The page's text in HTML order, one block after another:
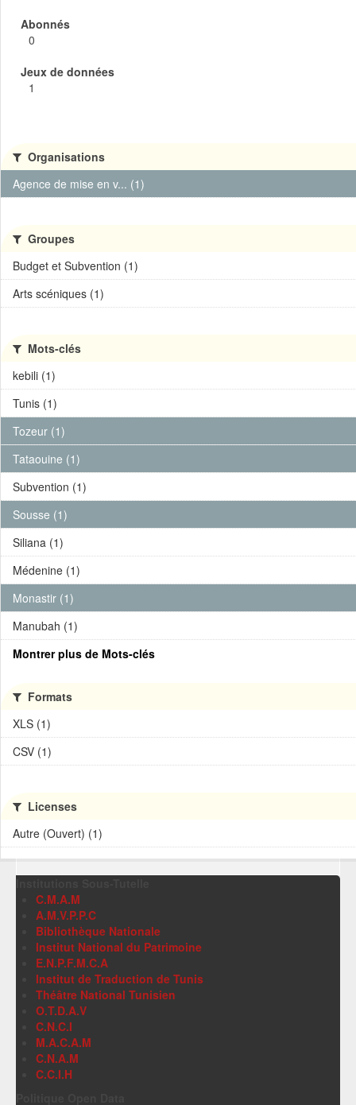
Abonnés
0
Jeux de données
1
Organisations
Agence de mise en v... (1)
Groupes
Budget et Subvention (1)
Arts scéniques (1)
Mots-clés
kebili (1)
Tunis (1)
Tozeur (1)
Tataouine (1)
Subvention (1)
Sousse (1)
Siliana (1)
Médenine (1)
Monastir (1)
Manubah (1)
Montrer plus de Mots-clés
Formats
XLS (1)
CSV (1)
Licenses
Autre (Ouvert) (1)
C.M.A.M
A.M.V.P.P.C
Bibliothèque Nationale
Institut National du Patrimoine
E.N.P.F.M.C.A
Institut de Traduction de Tunis
Théâtre National Tunisien
O.T.D.A.V
C.N.C.I
M.A.C.A.M
C.N.A.M
C.C.I.H